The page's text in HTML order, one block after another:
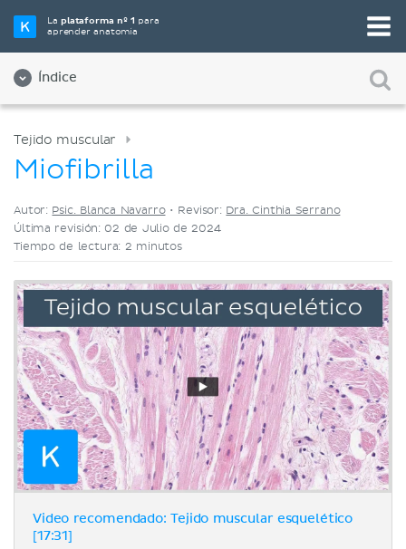
Laplataforma nº 1 para
aprender anatomía
Índice
Elige tu herramienta de estudio favorita
Videos
Tejido muscular
Miofibrilla
Autor: Psic. Blanca Navarro• Revisor: Dra. Cinthia Serrano
Última revisión: 02 de Julio de 2024
Tiempo de lectura: 2 minutos
Video recomendado: Tejido muscular esquelético
[17:31]